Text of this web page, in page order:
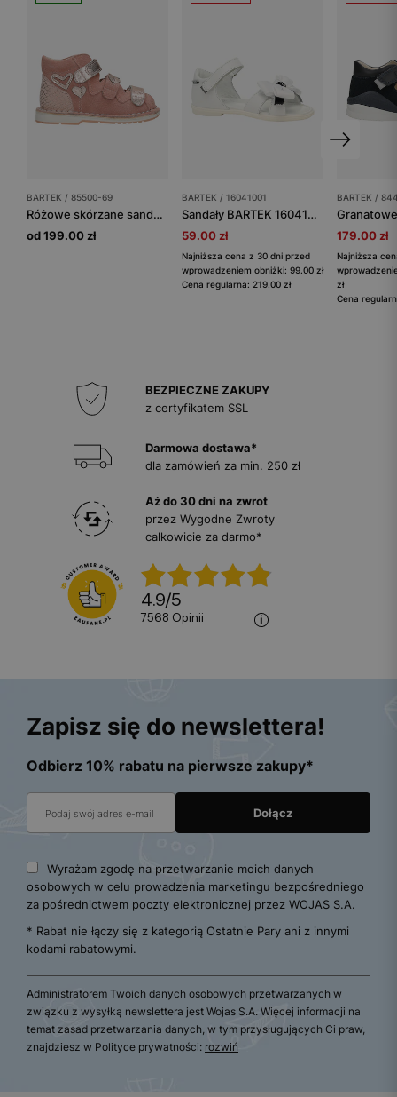
BARTEK / 85500-69
Różowe skórzane sandały zabudowane z obcasem Thomasa BARTEK 85500-69
od 199.00 zł
BARTEK / 16041001
Sandały BARTEK 16041001, dla dziewcząt, biały
59.00 zł
Najniższa cena z 30 dni przed
wprowadzeniem obniżki: 99.00 zł
Cena regularna: 219.00 zł
BARTEK /
179.00 zł
Najniższa
zł
Cena
BEZPIECZNE ZAKUPY
z certyfikatem SSL
Darmowa dostawa*
dla zamówień za min. 250 zł
Aż do 30 dni na zwrot
przez Wygodne Zwroty
całkowicie za darmo*
4.9/5
7568 opinii
Zapisz się do newslettera!
Odbierz 10% rabatu na pierwsze zakupy*
Wyrażam zgodę na przetwarzanie moich danych
osobowych w celu prowadzenia marketingu bezpośredniego
za pośrednictwem poczty elektronicznej przez WOJAS S.A.
* Rabat nie łączy się z kategorią Ostatnie Pary ani z innymi
kodami rabatowymi.
Administratorem Twoich danych osobowych przetwarzanych w
związku z wysyłką newslettera jest Wojas S.A. Więcej informacji na
temat zasad przetwarzania danych, w tym przysługujących Ci praw,
znajdziesz w Polityce prywatności: rozwiń